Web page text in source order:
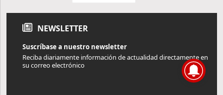
NEWSLETTER
Suscríbase a nuestro newsletter
Reciba diariamente información de actualidad directamente en
su correo electrónico